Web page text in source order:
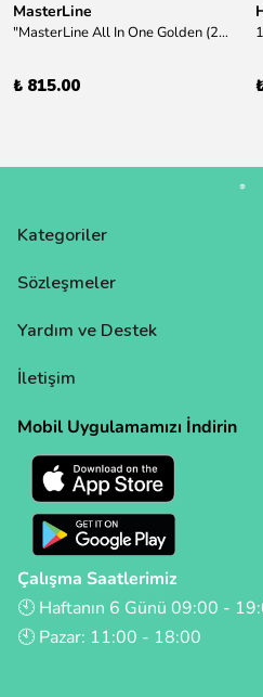
MasterLine
"MasterLine All In One Golden (200 ml) Daha yüksek zorluk derecesine sahip bitkiler için Özel formül Tam Besin "
₺ 815.00
Kategoriler
Sözleşmeler
Yardım ve Destek
İletişim
Mobil Uygulamamızı İndirin
Çalışma Saatlerimiz
🕙 Haftanın 6 Günü 09:00 -
🕙 Pazar: 11:00 - 18:00